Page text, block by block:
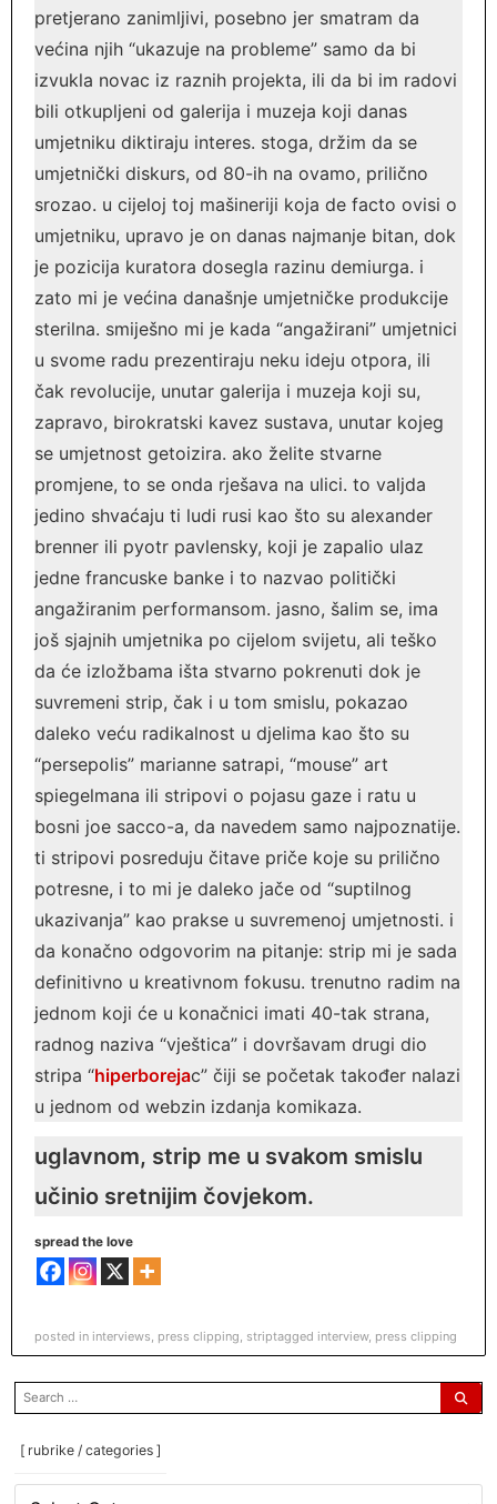
pretjerano zanimljivi, posebno jer smatram da
većina njih “ukazuje na probleme” samo da bi
izvukla novac iz raznih projekta, ili da bi im radovi
bili otkupljeni od galerija i muzeja koji danas
umjetniku diktiraju interes. stoga, držim da se
umjetnički diskurs, od 80-ih na ovamo, prilično
srozao. u cijeloj toj mašineriji koja de facto ovisi o
umjetniku, upravo je on danas najmanje bitan, dok
je pozicija kuratora dosegla razinu demiurga. i
zato mi je većina današnje umjetničke produkcije
sterilna. smiješno mi je kada “angažirani” umjetnici
u svome radu prezentiraju neku ideju otpora, ili
čak revolucije, unutar galerija i muzeja koji su,
zapravo, birokratski kavez sustava, unutar kojeg
se umjetnost getoizira. ako želite stvarne
promjene, to se onda rješava na ulici. to valjda
jedino shvaćaju ti ludi rusi kao što su alexander
brenner ili pyotr pavlensky, koji je zapalio ulaz
jedne francuske banke i to nazvao politički
angažiranim performansom. jasno, šalim se, ima
još sjajnih umjetnika po cijelom svijetu, ali teško
da će izložbama išta stvarno pokrenuti dok je
suvremeni strip, čak i u tom smislu, pokazao
daleko veću radikalnost u djelima kao što su
“persepolis” marianne satrapi, “mouse” art
spiegelmana ili stripovi o pojasu gaze i ratu u
bosni joe sacco-a, da navedem samo najpoznatije.
ti stripovi posreduju čitave priče koje su prilično
potresne, i to mi je daleko jače od “suptilnog
ukazivanja” kao prakse u suvremenoj umjetnosti. i
da konačno odgovorim na pitanje: strip mi je sada
definitivno u kreativnom fokusu. trenutno radim na
jednom koji će u konačnici imati 40-tak strana,
radnog naziva “vještica” i dovršavam drugi dio
stripa “hiperborejac” čiji se početak također nalazi
u jednom od webzin izdanja komikaza.
uglavnom, strip me u svakom smislu
učinio sretnijim čovjekom.
spread the love
posted in interviews, press clipping, striptagged interview, press clipping
search
for:
[ rubrike / categories ]